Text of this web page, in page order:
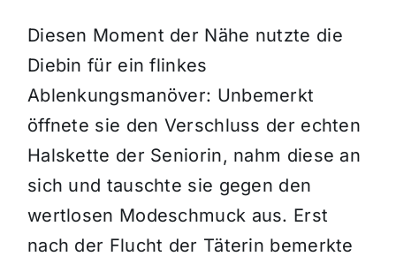
Diesen Moment der Nähe nutzte die
Diebin für ein flinkes
Ablenkungsmanöver: Unbemerkt
öffnete sie den Verschluss der echten
Halskette der Seniorin, nahm diese an
sich und tauschte sie gegen den
wertlosen Modeschmuck aus. Erst
nach der Flucht der Täterin bemerkte